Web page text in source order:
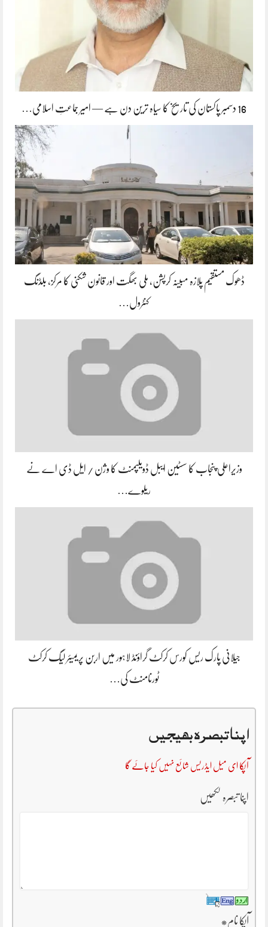
16 دسمبر پاکستان کی تاریخ کا سیاہ ترین دن ہے — امیر جماعتِ اسلامی…
ڈھوک مستقیم پلازہ مبینہ کرپشن، ملی بھگت اور قانون شکنی کا مرکز، بلڈنگ
کنٹرول…
وزیراعلی پنجاب کا سسٹین ایبل ڈویلپمنٹ کا وژن / ایل ڈی اے نے
ریلوے…
جیلانی پارک ریس کورس کرکٹ گراؤنڈ لاہور میں اربن پریمیئر لیگ کرکٹ
ٹورنامنٹ کی…
اپنا تبصرہ بھیجیں
آپکا ای میل ایڈریس شائع نہیں کیا جائے گا
اپنا تبصرہ لکھیں
آپکا نام*